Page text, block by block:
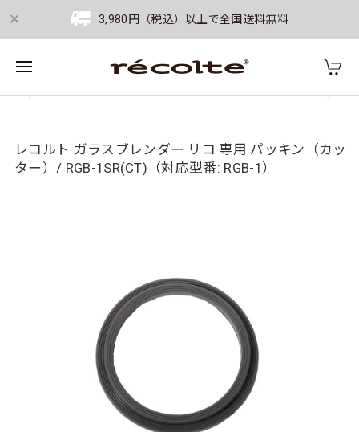
3,980円（税込）以上で全国送料無料
レコルト ガラスブレンダー リコ 専用 パッキン（カッ
ター）/ RGB-1SR(CT)（対応型番: RGB-1）